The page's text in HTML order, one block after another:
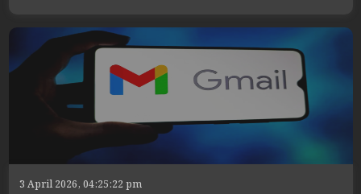
3 April 2026, 04:25:22 pm